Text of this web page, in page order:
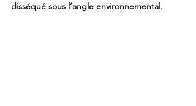
disséqué sous l’angle environnemental.